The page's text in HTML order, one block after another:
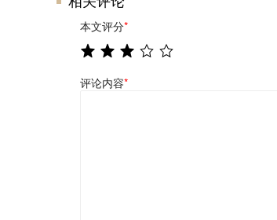
本文评分*
评论内容*